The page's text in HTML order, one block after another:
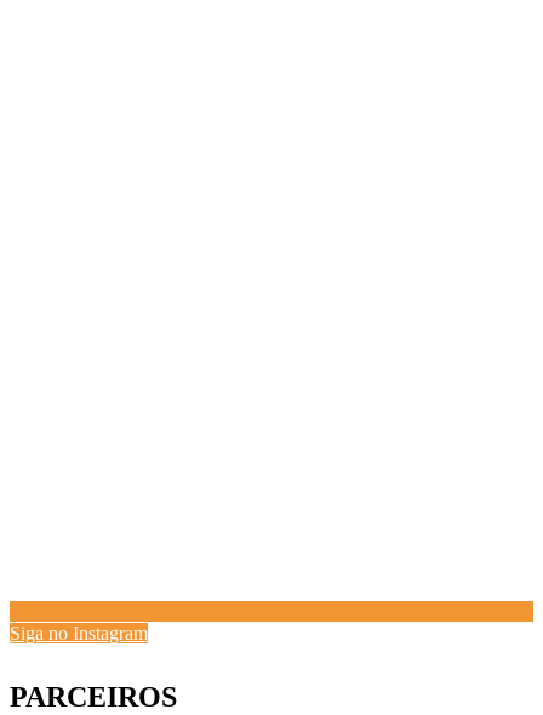
Siga no Instagram
PARCEIROS